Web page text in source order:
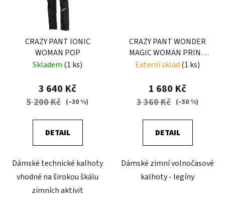
CRAZY PANT IONIC
WOMAN POP
Skladem (1 ks)
3 640 Kč
5 200 Kč (–30 %)
DETAIL
Dámské technické kalhoty
vhodné na širokou škálu
zimních aktivit
CRAZY PANT WONDER
MAGIC WOMAN PRINT
LIGHT JEANS
Externí sklad (1 ks)
1 680 Kč
3 360 Kč (–50 %)
DETAIL
Dámské zimní volnočasové
kalhoty - legíny